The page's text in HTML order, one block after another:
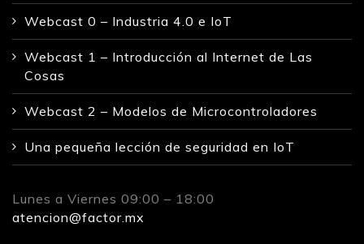
Webcast 0 – Industria 4.0 e IoT
Webcast 1 – Introducción al Internet de Las
Cosas
Webcast 2 – Modelos de Microcontroladores
Una pequeña lección de seguridad en IoT
Lunes a Viernes 09:00 – 18:00
atencion@factor.mx